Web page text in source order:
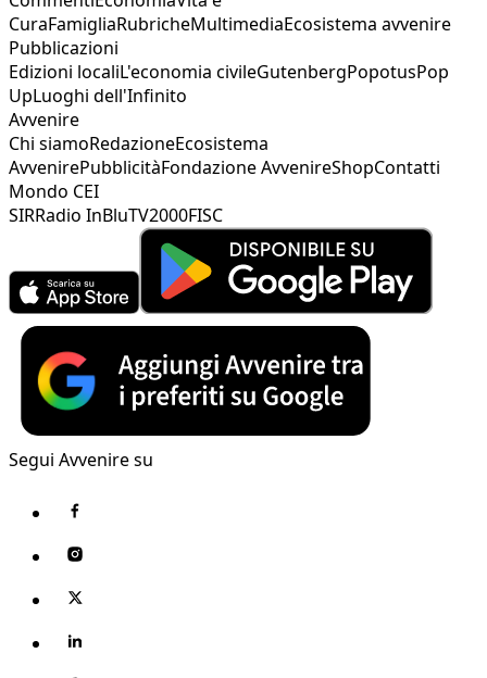
CuraFamigliaRubricheMultimediaEcosistema avvenire
Pubblicazioni
Edizioni localiL'economia civileGutenbergPopotusPop
UpLuoghi dell'Infinito
Avvenire
Chi siamoRedazioneEcosistema
AvvenirePubblicitàFondazione AvvenireShopContatti
Mondo CEI
SIRRadio InBluTV2000FISC
Segui Avvenire su